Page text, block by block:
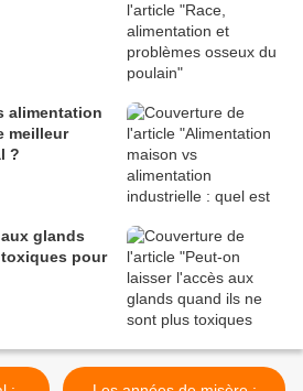
alimentation
meilleur
?
glands
pour